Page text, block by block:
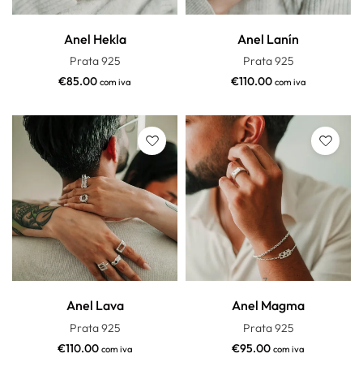
Anel Hekla
Prata 925
€85.00 com iva
Anel Lanín
Prata 925
€110.00 com iva
Anel Lava
Prata 925
€110.00 com iva
Anel Magma
Prata 925
€95.00 com iva